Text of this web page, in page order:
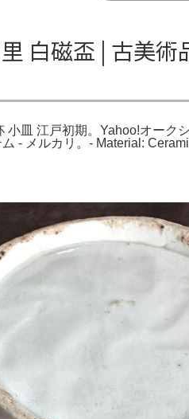
白磁盃 | 古美術
皿 江戸初期。Yahoo!オーク
- メルカリ。- Material: